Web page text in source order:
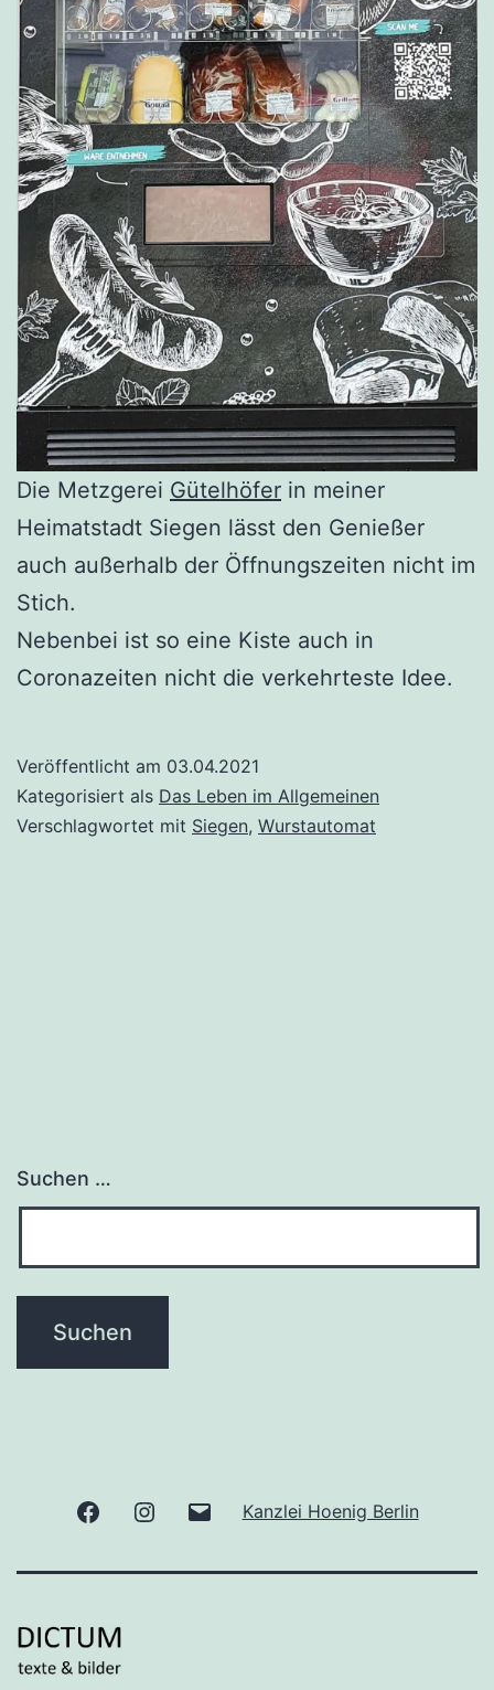
Die Metzgerei Gütelhöfer in meiner
Heimatstadt Siegen lässt den Genießer
auch außerhalb der Öffnungszeiten nicht im
Stich.
Nebenbei ist so eine Kiste auch in
Coronazeiten nicht die verkehrteste Idee.
Veröffentlicht am 03.04.2021
Kategorisiert als Das Leben im Allgemeinen
Verschlagwortet mit Siegen, Wurstautomat
Suchen …
FacebookInstagram Kanzlei Hoenig Berlin